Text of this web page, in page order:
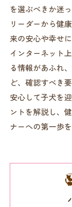
を選ぶべきか迷
リーダーから健
来の安心や幸せ
インターネット
る情報があふれ
ど、確認すべき
安心して子犬を
ントを解説し、
ナーへの第一歩